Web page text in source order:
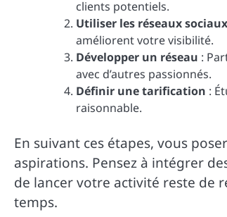
clients potentiels.
Utiliser les réseaux sociaux
améliorent votre visibilité.
Développer un réseau :
avec d’autres passionnés.
Définir une tarification :
raisonnable.
En suivant ces étapes, vous
aspirations. Pensez à intégrer
de lancer votre activité reste de
temps.